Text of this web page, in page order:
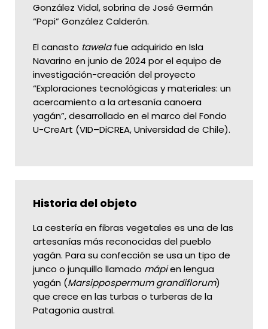
González Vidal, sobrina de José Germán
“Popi” González Calderón.
El canasto tawelafue adquirido en Isla
Navarino en junio de 2024 por el equipo de
investigación-creación del proyecto
“Exploraciones tecnológicas y materiales: un
acercamiento a la artesanía canoera
yagán”, desarrollado en el marco del Fondo
U-CreArt (VID–DiCREA, Universidad de Chile).
Historia del objeto
La cestería en fibras vegetales es una de las
artesanías más reconocidas del pueblo
yagán. Para su confección se usa un tipo de
junco o junquillo llamado mápien lengua
yagán (Marsippospermum grandiflorum)
que crece en las turbas o turberas de la
Patagonia austral.